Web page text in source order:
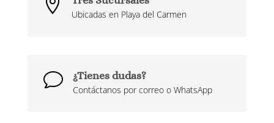

Ubicadas en Playa del Carmen
v ¿Tienes dudas?
Contáctanos por correo o WhatsApp